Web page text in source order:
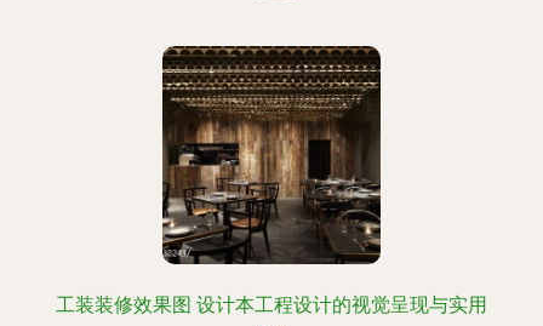
工装装修效果图 设计本工程设计的视觉呈现与实用